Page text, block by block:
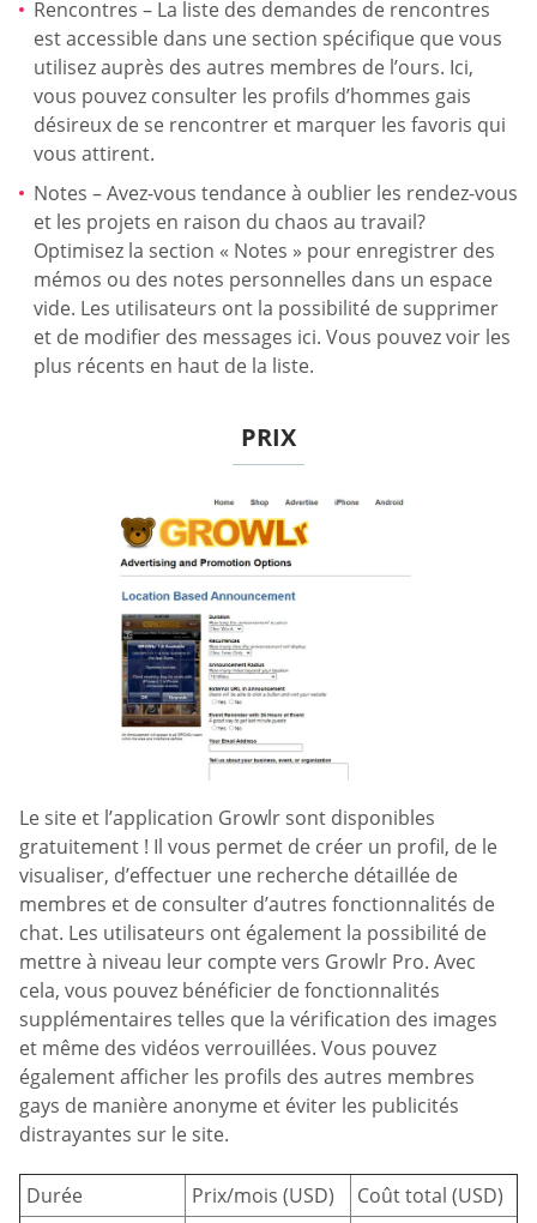
Rencontres – La liste des demandes de rencontres
est accessible dans une section spécifique que vous
utilisez auprès des autres membres de l’ours. Ici,
vous pouvez consulter les profils d’hommes gais
désireux de se rencontrer et marquer les favoris qui
vous attirent.
Notes – Avez-vous tendance à oublier les rendez-vous
et les projets en raison du chaos au travail?
Optimisez la section « Notes » pour enregistrer des
mémos ou des notes personnelles dans un espace
vide. Les utilisateurs ont la possibilité de supprimer
et de modifier des messages ici. Vous pouvez voir les
plus récents en haut de la liste.
PRIX
Le site et l’application Growlr sont disponibles
gratuitement ! Il vous permet de créer un profil, de le
visualiser, d’effectuer une recherche détaillée de
membres et de consulter d’autres fonctionnalités de
chat. Les utilisateurs ont également la possibilité de
mettre à niveau leur compte vers Growlr Pro. Avec
cela, vous pouvez bénéficier de fonctionnalités
supplémentaires telles que la vérification des images
et même des vidéos verrouillées. Vous pouvez
également afficher les profils des autres membres
gays de manière anonyme et éviter les publicités
distrayantes sur le site.
Durée Prix/mois (USD)
Coût total (USD)